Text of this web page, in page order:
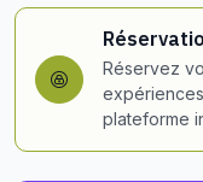
Réservez
plateforme